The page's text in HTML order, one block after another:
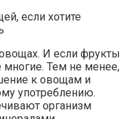
И если фрукты
многие. Тем не менее,
к овощам и
употреблению.
организм